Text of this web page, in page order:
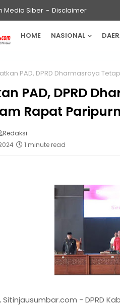
Media Siber Disclaimer
HOME NASIONAL
PAD, DPRD Dharmasraya
PAD, DPRD
Rapat
Redaksi
1 minute read
Sitinjausumbar.com - DPRD